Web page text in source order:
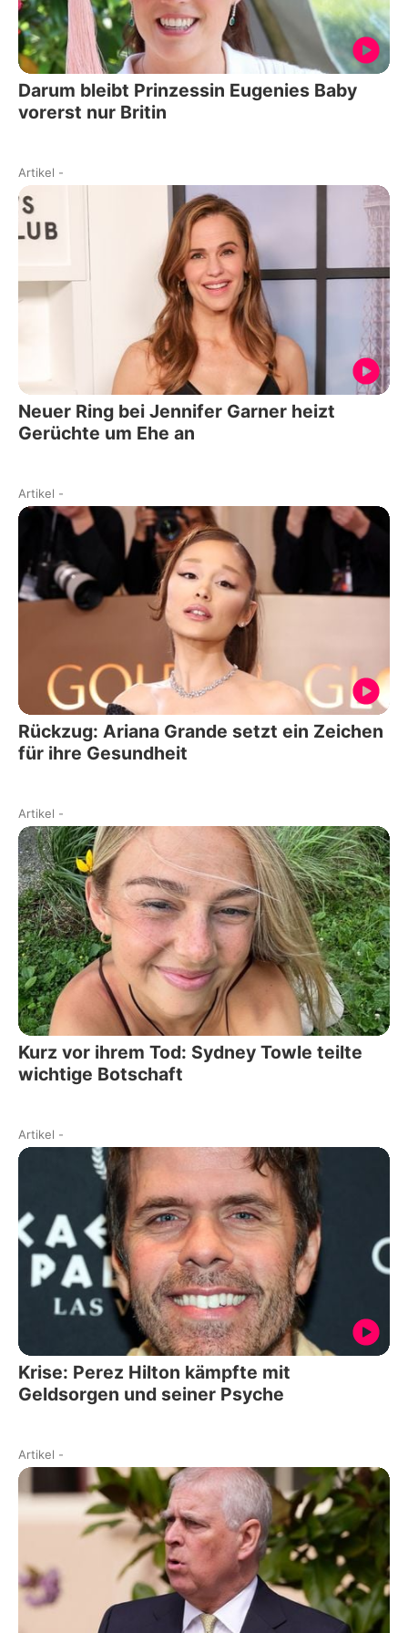
Darum bleibt Prinzessin Eugenies Baby
vorerst nur Britin
Artikel -
Neuer Ring bei Jennifer Garner heizt
Gerüchte um Ehe an
Artikel -
Rückzug: Ariana Grande setzt ein Zeichen
für ihre Gesundheit
Artikel -
Kurz vor ihrem Tod: Sydney Towle teilte
wichtige Botschaft
Artikel -
Krise: Perez Hilton kämpfte mit
Geldsorgen und seiner Psyche
Artikel -